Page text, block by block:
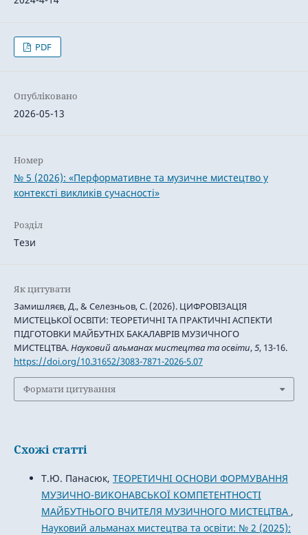
PDF
Опубліковано
2026-05-13
Номер
№ 5 (2026): «Перформативне та музичне мистецтво у
контексті викликів сучасності»
Розділ
Тези
Як цитувати
Замишляєв, Д., & Селезньов, С. (2026). ЦИФРОВІЗАЦІЯ
МИСТЕЦЬКОЇ ОСВІТИ: ТЕОРЕТИЧНІ ТА ПРАКТИЧНІ АСПЕКТИ
ПІДГОТОВКИ МАЙБУТНІХ БАКАЛАВРІВ МУЗИЧНОГО
МИСТЕЦТВА.Науковий альманах мистецтва та освіти,5, 13-16.
https://doi.org/10.31652/3083-7871-2026-5.07
Формати цитування
Схожі статті
Т.Ю. Панасюк, ТЕОРЕТИЧНІ ОСНОВИ ФОРМУВАННЯ
МУЗИЧНО-ВИКОНАВСЬКОЇ КОМПЕТЕНТНОСТІ
МАЙБУТНЬОГО ВЧИТЕЛЯ МУЗИЧНОГО МИСТЕЦТВА ,
Науковий альманах мистецтва та освіти: № 2 (2025):